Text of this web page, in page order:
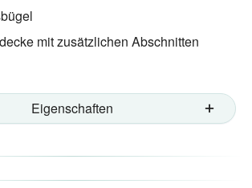
mit zusätzlichen Abschnitten
Eigenschaften